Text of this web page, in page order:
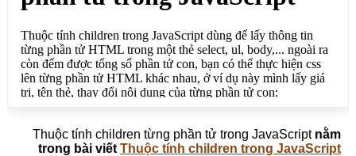
document.write("Tên thẻ:
agName+"<br>");
// Trường hợp phần tử HTML khác như ul, p, div,..
thì có thể css cho nó
//
document.getElementById("selectid").children[0].sty
</script>
</body>
Thuộc tính children từng phần tử trong JavaScript nằm
trong bài viết Thuộc tính children trong JavaScript